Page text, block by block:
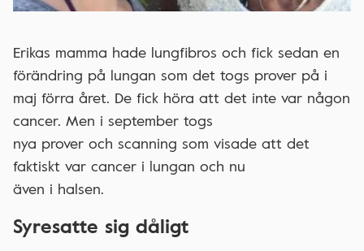
Erikas mamma hade lungfibros och fick sedan en
förändring på lungan som det togs prover på i
maj förra året. De fick höra att det inte var någon
cancer. Men i september togs
nya prover och scanning som visade att det
faktiskt var cancer i lungan och nu
även i halsen.
Syresatte sig dåligt